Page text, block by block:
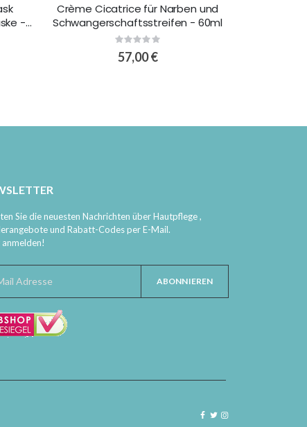
-
Crème Cicatrice für Narben und
Schwangerschaftsstreifen - 60ml
Rating:
0%
57,00 €
Sie die neuesten Nachrichten über Hautpflege ,
und Rabatt-Codes per E-Mail.
anmelden!
ABONNIEREN